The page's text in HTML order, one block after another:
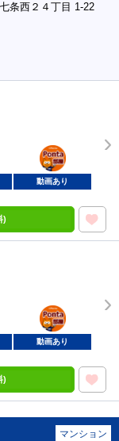
条西２４丁目 1-22
ポンタ
部屋
動画あり
)
ポンタ
部屋
動画あり
)
マンション